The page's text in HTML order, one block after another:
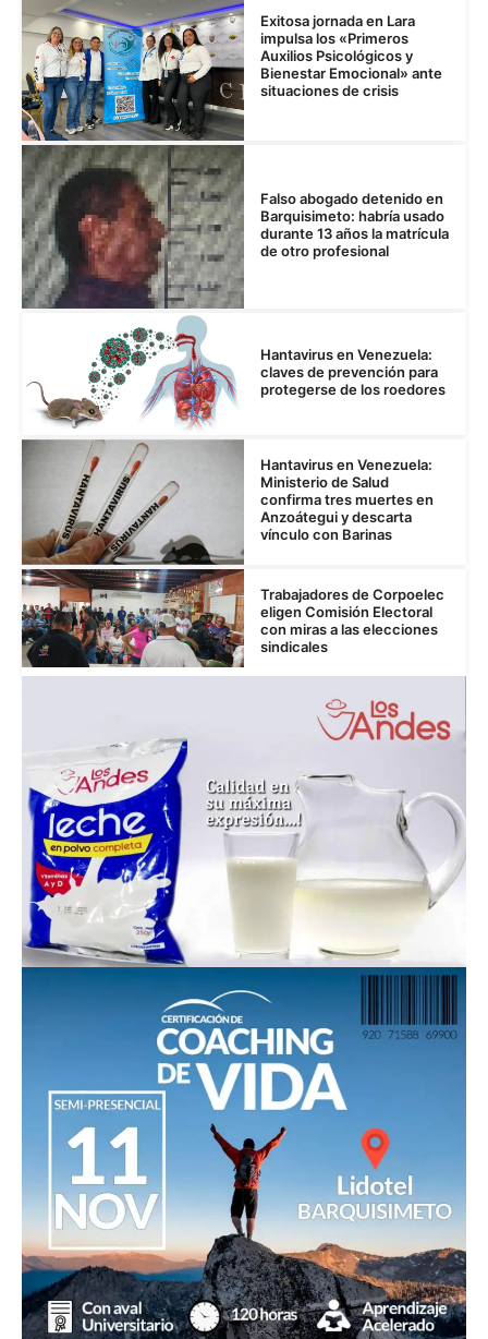
Exitosa jornada en Lara
impulsa los «Primeros
Auxilios Psicológicos y
Bienestar Emocional» ante
situaciones de crisis
Falso abogado detenido en
Barquisimeto: habría usado
durante 13 años la matrícula
de otro profesional
Hantavirus en Venezuela:
claves de prevención para
protegerse de los roedores
Hantavirus en Venezuela:
Ministerio de Salud
confirma tres muertes en
Anzoátegui y descarta
vínculo con Barinas
Trabajadores de Corpoelec
eligen Comisión Electoral
con miras a las elecciones
sindicales